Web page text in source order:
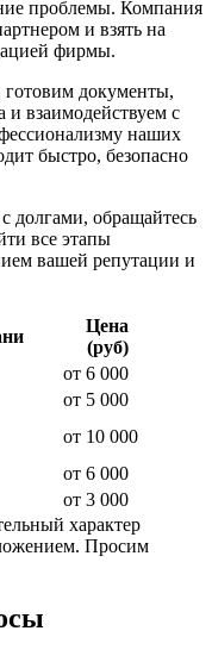
проблемы. Компания
и взять на
фирмы.
документы,
и взаимодействуем с
наших
быстро, безопасно
обращайтесь
все этапы
вашей репутации и
Цена
(руб)
от 6 000
от 5 000
от 10 000
от 6 000
от 3 000
характер
Просим